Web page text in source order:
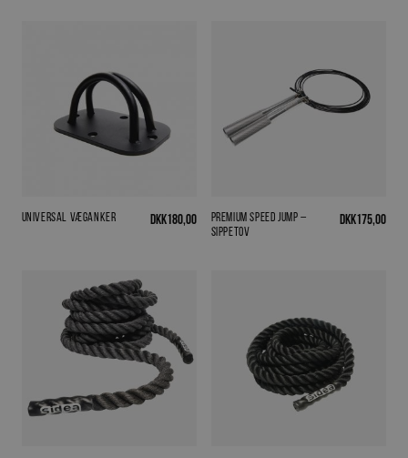
Universal væganker DKK180,00
Premium Speed Jump –
Sippetov
DKK175,00